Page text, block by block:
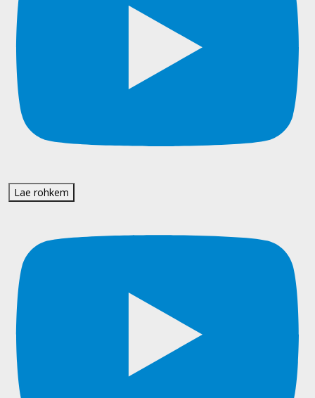
Lae rohkem